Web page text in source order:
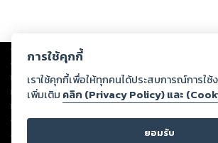
Copyright © 2026
ต่อผลงานหรือเนื้อหาใดที่อัปโหลดผ่านเว็บไซต์และปรากฏ
ทรัพย์สินทางปัญญาของบุคคลอื่นหรือขัดต่อกฎหมายแล
ทุกท่านโปรดใช้วิจารณญาณในการกลั่นกรองด้วยตนเอง
หนึ่งส่วนใดขัดต่อกฎหมายและศีลธรรม กรุณาแจ้งมายังบ
ดำเนินการในทันที ทั้งนี้ ทางสตอรี่ล็อกขอสงวนลิขสิท
ลิขสิทธิ์ พ.ศ. 2537 (ฉบับล่าสุด)
การใช้คุกกี้
เราใช้คุกกี้เพื่อให้ทุกคนได้ประสบการณ์การใ
เพิ่มเติม คลิก (Privacy Policy) และ
ยอมรับ